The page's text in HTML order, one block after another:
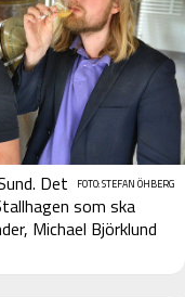
FOTO: STEFAN ÖHBERG
Det
som ska
Michael Björklund